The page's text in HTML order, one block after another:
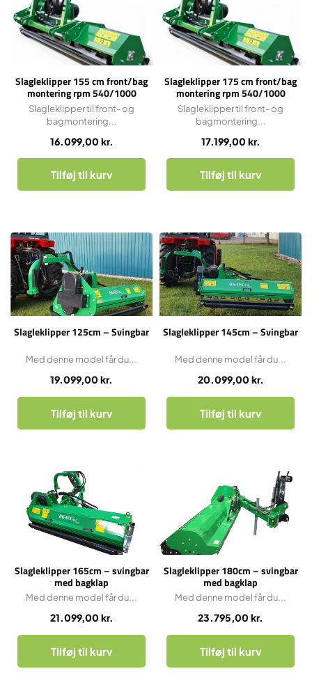
Slagleklipper 155 cm front/bag
montering rpm 540/1000
16.099,00 kr.
Slagleklipper til front- og
bagmontering...
Tilføj til kurv
Slagleklipper 175 cm front/bag
montering rpm 540/1000
17.199,00 kr.
Slagleklipper til front- og
bagmontering...
Tilføj til kurv
Slagleklipper 125cm – Svingbar
19.099,00 kr.
Med denne model får du...
Tilføj til kurv
Slagleklipper 145cm – Svingbar
20.099,00 kr.
Med denne model får du...
Tilføj til kurv
Slagleklipper 165cm – svingbar
med bagklap
21.099,00 kr.
Med denne model får du...
Tilføj til kurv
Slagleklipper 180cm – svingbar
med bagklap
23.795,00 kr.
Med denne model får du...
Tilføj til kurv